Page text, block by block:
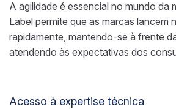
A agilidade é essencial no mundo da
Label permite que as marcas lancem
rapidamente, mantendo-se à frente
atendendo às expectativas dos
Acesso à expertise técnica